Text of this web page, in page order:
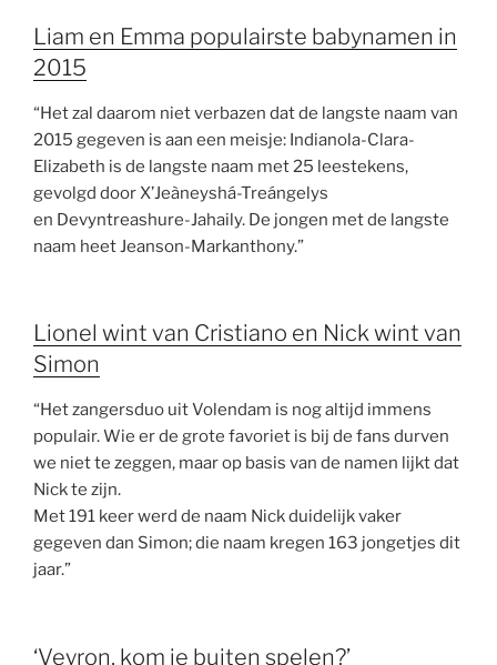
Liam en Emma populairste babynamen in
2015
“Het zal daarom niet verbazen dat de langste naam van
2015 gegeven is aan een meisje: Indianola-Clara-
Elizabeth is de langste naam met 25 leestekens,
gevolgd door X’Jeàneyshá-Treángelys
en Devyntreashure-Jahaily. De jongen met de langste
naam heet Jeanson-Markanthony.”
Lionel wint van Cristiano en Nick wint van
Simon
“Het zangersduo uit Volendam is nog altijd immens
populair. Wie er de grote favoriet is bij de fans durven
we niet te zeggen, maar op basis van de namen lijkt dat
Nick te zijn.
Met 191 keer werd de naam Nick duidelijk vaker
gegeven dan Simon; die naam kregen 163 jongetjes dit
jaar.”
‘Veyron, kom je buiten spelen?’